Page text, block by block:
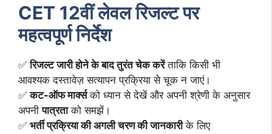
CET 12वीं लेवल रिजल्ट पर
महत्वपूर्ण निर्देश
✅रिजल्ट जारी होने के बाद तुरंत चेक करेंताकि किसी भी
आवश्यक दस्तावेज़ सत्यापन प्रक्रिया से चूक न जाएं।
✅कट-ऑफ मार्क्सको ध्यान से देखें और अपनी श्रेणी के अनुसार
अपनीपात्रताको समझें।
✅ भर्ती प्रक्रिया की अगली चरण की जानकारीके लिए